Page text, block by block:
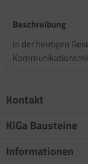
Beschreibung
In der heutigen
Kontakt
KiGa Bausteine
Informationen